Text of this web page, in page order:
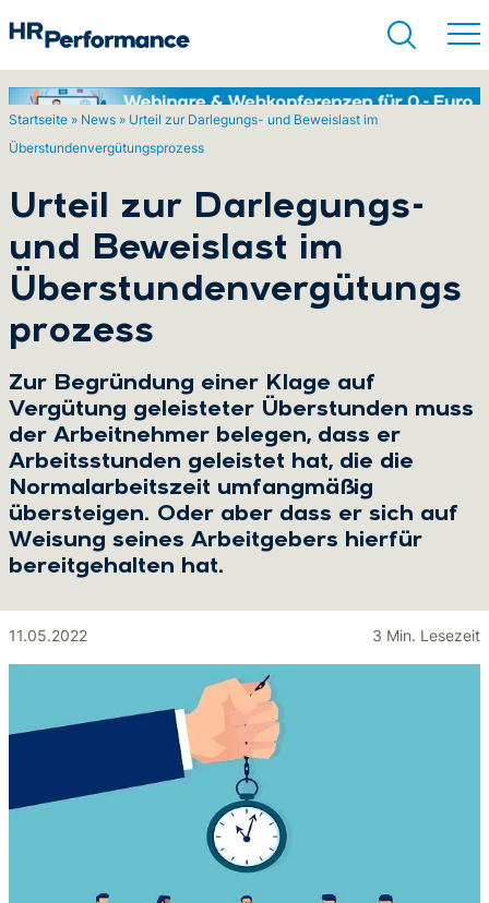
Startseite » News » Urteil zur Darlegungs- und Beweislast im
Überstundenvergütungsprozess
Urteil zur Darlegungs-
und Beweislast im
Überstundenvergütungs
prozess
Zur Begründung einer Klage auf
Vergütung geleisteter Überstunden muss
der Arbeitnehmer belegen, dass er
Arbeitsstunden geleistet hat, die die
Normalarbeitszeit umfangmäßig
übersteigen. Oder aber dass er sich auf
Weisung seines Arbeitgebers hierfür
bereitgehalten hat.
11.05.2022 3 Min. Lesezeit